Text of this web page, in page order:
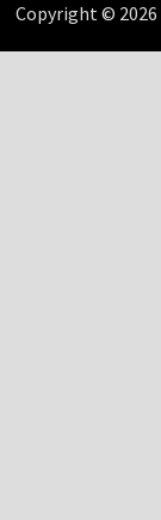
Copyright © 2026